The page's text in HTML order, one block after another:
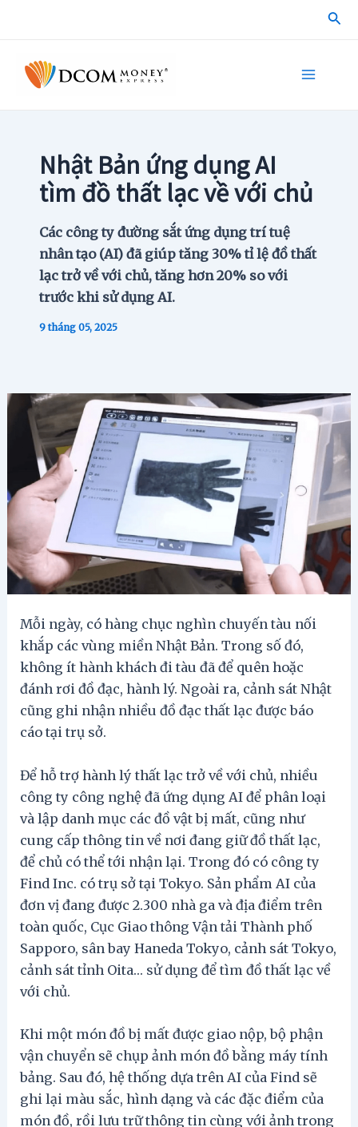
Nhật Bản ứng dụng AI
tìm đồ thất lạc về với chủ
Các công ty đường sắt ứng dụng trí tuệ
nhân tạo (AI) đã giúp tăng 30% tỉ lệ đồ thất
lạc trở về với chủ, tăng hơn 20% so với
trước khi sử dụng AI.
9 tháng 05, 2025
Mỗi ngày, có hàng chục nghìn chuyến tàu nối
khắp các vùng miền Nhật Bản. Trong số đó,
không ít hành khách đi tàu đã để quên hoặc
đánh rơi đồ đạc, hành lý. Ngoài ra, cảnh sát Nhật
cũng ghi nhận nhiều đồ đạc thất lạc được báo
cáo tại trụ sở.
Để hỗ trợ hành lý thất lạc trở về với chủ, nhiều
công ty công nghệ đã ứng dụng AI để phân loại
và lập danh mục các đồ vật bị mất, cũng như
cung cấp thông tin về nơi đang giữ đồ thất lạc,
để chủ có thể tới nhận lại. Trong đó có công ty
Find Inc. có trụ sở tại Tokyo. Sản phẩm AI của
đơn vị đang được 2.300 nhà ga và địa điểm trên
toàn quốc, Cục Giao thông Vận tải Thành phố
Sapporo, sân bay Haneda Tokyo, cảnh sát Tokyo,
cảnh sát tỉnh Oita… sử dụng để tìm đồ thất lạc về
với chủ.
Khi một món đồ bị mất được giao nộp, bộ phận
vận chuyển sẽ chụp ảnh món đồ bằng máy tính
bảng. Sau đó, hệ thống dựa trên AI của Find sẽ
ghi lại màu sắc, hình dạng và các đặc điểm của
món đồ, rồi lưu trữ thông tin cùng với ảnh trong